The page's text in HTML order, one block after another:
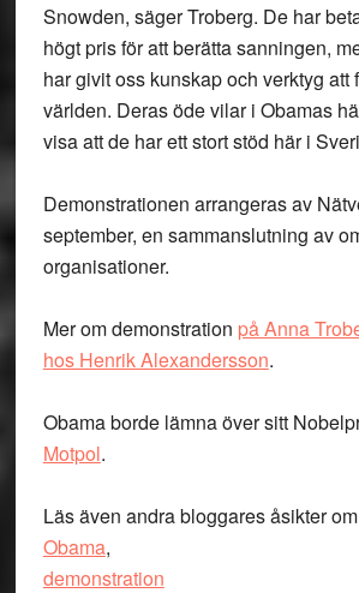
Snowden, säger Troberg. De har
högt pris för att berätta sanningen,
har givit oss kunskap och verktyg att
världen. Deras öde vilar i Obamas
visa att de har ett stort stöd här i
Demonstrationen arrangeras av
september, en sammanslutning av
organisationer.
Mer om demonstration på Anna
hos Henrik Alexandersson.
Obama borde lämna över sitt
Motpol.
Läs även andra bloggares åsikter om
Obama,
demonstration